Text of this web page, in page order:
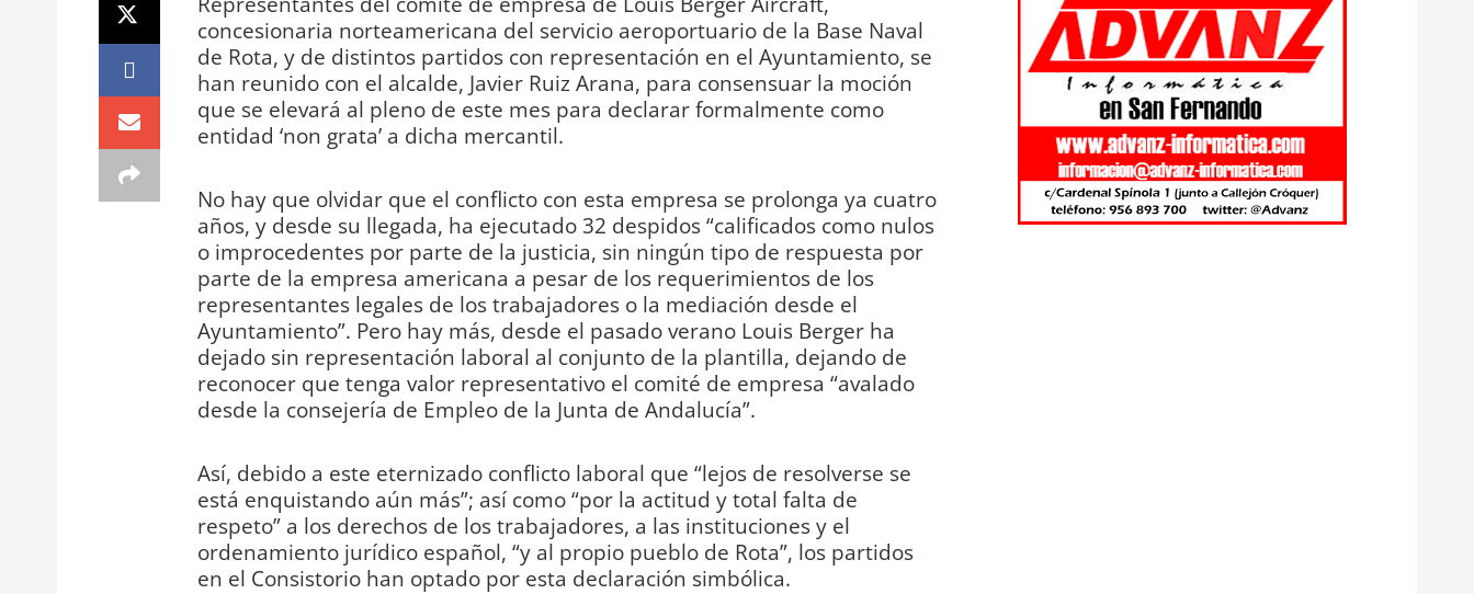
concesionaria norteamericana del servicio aeroportuario de la Base Naval
de Rota, y de distintos partidos con representación en el Ayuntamiento, se
han reunido con el alcalde, Javier Ruiz Arana, para consensuar la moción
que se elevará al pleno de este mes para declarar formalmente como
entidad ‘non grata’ a dicha mercantil.
No hay que olvidar que el conflicto con esta empresa se prolonga ya cuatro
años, y desde su llegada, ha ejecutado 32 despidos “calificados como nulos
o improcedentes por parte de la justicia, sin ningún tipo de respuesta por
parte de la empresa americana a pesar de los requerimientos de los
representantes legales de los trabajadores o la mediación desde el
Ayuntamiento”. Pero hay más, desde el pasado verano Louis Berger ha
dejado sin representación laboral al conjunto de la plantilla, dejando de
reconocer que tenga valor representativo el comité de empresa “avalado
desde la consejería de Empleo de la Junta de Andalucía”.
Así, debido a este eternizado conflicto laboral que “lejos de resolverse se
está enquistando aún más”; así como “por la actitud y total falta de
respeto” a los derechos de los trabajadores, a las instituciones y el
ordenamiento jurídico español, “y al propio pueblo de Rota”, los partidos
en el Consistorio han optado por esta declaración simbólica.